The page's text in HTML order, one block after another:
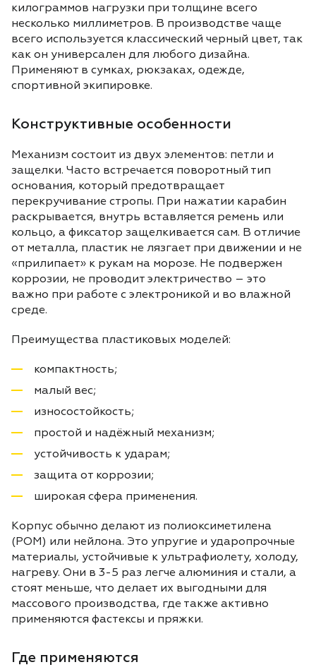
килограммов нагрузки при толщине всего
несколько миллиметров. В производстве чаще
всего используется классический черный цвет, так
как он универсален для любого дизайна.
Применяют в сумках, рюкзаках, одежде,
спортивной экипировке.
Конструктивные особенности
Механизм состоит из двух элементов: петли и
защелки. Часто встречается поворотный тип
основания, который предотвращает
перекручивание стропы. При нажатии карабин
раскрывается, внутрь вставляется ремень или
кольцо, а фиксатор защелкивается сам. В отличие
от металла, пластик не лязгает при движении и не
«прилипает» к рукам на морозе. Не подвержен
коррозии, не проводит электричество – это
важно при работе с электроникой и во влажной
среде.
Преимущества пластиковых моделей:
компактность;
малый вес;
износостойкость;
простой и надёжный механизм;
устойчивость к ударам;
защита от коррозии;
широкая сфера применения.
Корпус обычно делают из полиоксиметилена
(POM) или нейлона. Это упругие и ударопрочные
материалы, устойчивые к ультрафиолету, холоду,
нагреву. Они в 3-5 раз легче алюминия и стали, а
стоят меньше, что делает их выгодными для
массового производства, где также активно
применяются фастексы и пряжки.
Где применяются